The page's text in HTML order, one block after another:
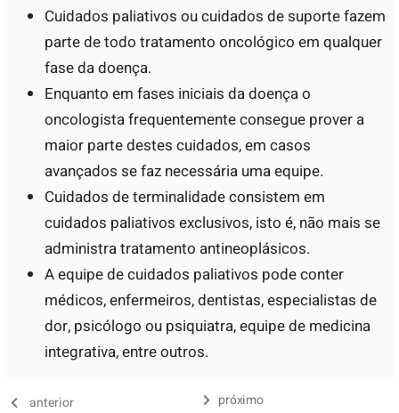
Cuidados paliativos ou cuidados de suporte fazem
parte de todo tratamento oncológico em qualquer
fase da doença.
Enquanto em fases iniciais da doença o
oncologista frequentemente consegue prover a
maior parte destes cuidados, em casos
avançados se faz necessária uma equipe.
Cuidados de terminalidade consistem em
cuidados paliativos exclusivos, isto é, não mais se
administra tratamento antineoplásicos.
A equipe de cuidados paliativos pode conter
médicos, enfermeiros, dentistas, especialistas de
dor, psicólogo ou psiquiatra, equipe de medicina
integrativa, entre outros.
anterior próximo